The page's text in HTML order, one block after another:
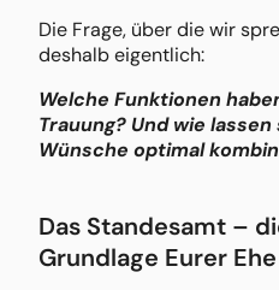
Die Frage, über die wir
deshalb eigentlich:
Welche Funktionen
Trauung? Und wie
Wünsche optimal
Das Standesamt –
Grundlage Eurer Ehe